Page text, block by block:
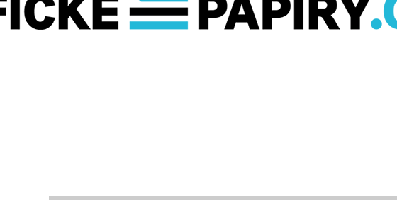
HLEDAT
KEAYKOLOUR, 120 G, 70 X 100, OLD SAMOLEPKA HOLOGRAFICKÁ,